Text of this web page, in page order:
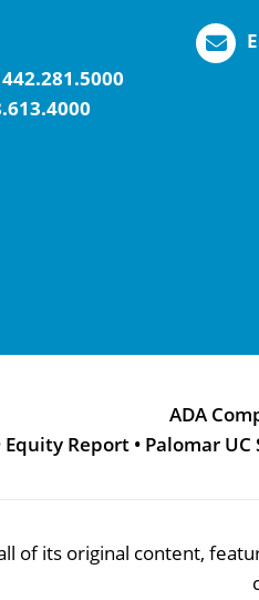
442.281.5000
ADA
Equity Report • Palomar
of its original content,